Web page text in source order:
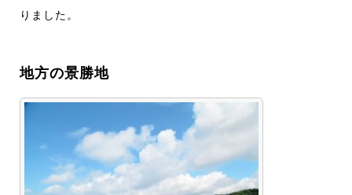
りました。
地方の景勝地